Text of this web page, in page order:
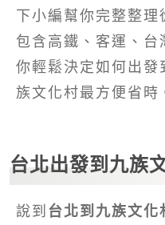
下小編幫你完整整理
包含高鐵、客運、
你輕鬆決定如何出
族文化村最方便省時
台北出發到九族
說到台北到九族文化